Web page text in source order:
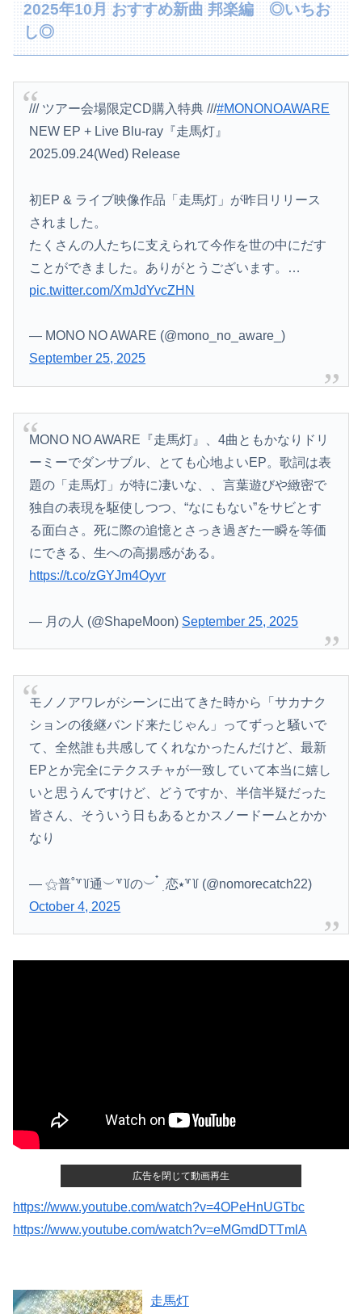
【速報】ワイ（25）、営業から工場のラインへ異動した結果・・・・・・
【画像】妹さん、ブラジャーだけでくつろいでしまうｗｗｗwｗｗｗｗｗｗｗｗ❤
【速報】ユニクロの置くだけセルフレジ、スーパーにも導入へ
彼は私が何かしても、一度も「ありがとう」と言わない
【画像】エチビデ女優さん、番組の企画でハッスルしすぎてしまうｗｗｗｗｗｗ
【悲報】コメ農家「今年は安くなりすぎ」「こんな値段じゃ米作りをやめる人も多くなるんじゃないかな?」
移民反対派に聞きたいんやが
【悲報】韓国、ロシアウクライナ戦争に参戦へ！！！
【画像】今週の咲-Saki-、役満炸裂で大荒れwwww.
2025年10月 おすすめ新曲 邦楽編 ◎いちお
し◎
/// ツアー会場限定CD購入特典 ///#MONONOAWARE
NEW EP + Live Blu-ray『走馬灯』
2025.09.24(Wed) Release
初EP & ライブ映像作品「走馬灯」が昨日リリース
されました。
たくさんの人たちに支えられて今作を世の中にだす
ことができました。ありがとうございます。…
pic.twitter.com/XmJdYvcZHN
— MONO NO AWARE (@mono_no_aware_)
September 25, 2025
MONO NO AWARE『走馬灯』、4曲ともかなりドリ
ーミーでダンサブル、とても心地よいEP。歌詞は表
題の「走馬灯」が特に凄いな、、言葉遊びや緻密で
独自の表現を駆使しつつ、“なにもない”をサビとす
る面白さ。死に際の追憶とさっき過ぎた一瞬を等価
にできる、生への高揚感がある。
https://t.co/zGYJm4Oyvr
— 月の人 (@ShapeMoon) September 25, 2025
モノノアワレがシーンに出てきた時から「サカナク
ションの後継バンド来たじゃん」ってずっと騒いで
て、全然誰も共感してくれなかったんだけど、最新
EPとか完全にテクスチャが一致していて本当に嬉し
いと思うんですけど、どうですか、半信半疑だった
皆さん、そういう日もあるとかスノードームとかか
なり
— ⚝普˚꒷꒦通︶꒷꒦の︶ ๋ ࣭ 恋⭑꒷꒦ (@nomorecatch22)
October 4, 2025
https://www.youtube.com/watch?v=4OPeHnUGTbc
https://www.youtube.com/watch?v=eMGmdDTTmlA
走馬灯
広告を閉じて動画再生